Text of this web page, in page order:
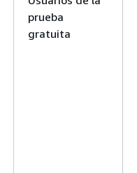
prueba
gratuita